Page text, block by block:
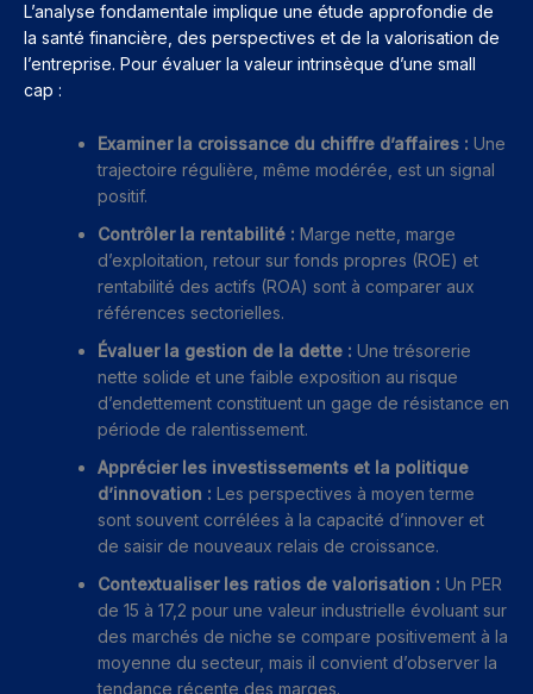
L’analyse fondamentale implique une étude approfondie de
la santé financière, des perspectives et de la valorisation de
l’entreprise. Pour évaluer la valeur intrinsèque d’une small
cap :
Examiner la croissance du chiffre d’affaires : Une
trajectoire régulière, même modérée, est un signal
positif.
Contrôler la rentabilité : Marge nette, marge
d’exploitation, retour sur fonds propres (ROE) et
rentabilité des actifs (ROA) sont à comparer aux
références sectorielles.
Évaluer la gestion de la dette : Une trésorerie
nette solide et une faible exposition au risque
d’endettement constituent un gage de résistance en
période de ralentissement.
Apprécier les investissements et la politique
d’innovation : Les perspectives à moyen terme
sont souvent corrélées à la capacité d’innover et
de saisir de nouveaux relais de croissance.
Contextualiser les ratios de valorisation : Un PER
de 15 à 17,2 pour une valeur industrielle évoluant sur
des marchés de niche se compare positivement à la
moyenne du secteur, mais il convient d’observer la
tendance récente des marges.